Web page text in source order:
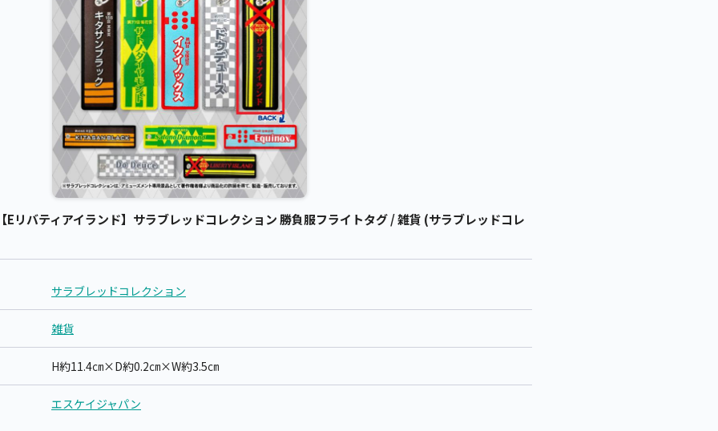
リバティアイランド】サラブレッドコレクション 勝負服フライトタグ / 雑貨 (サラブレッドコレ
サラブレッドコレクション
雑貨
H約11.4㎝×D約0.2㎝×W約3.5㎝
エスケイジャパン